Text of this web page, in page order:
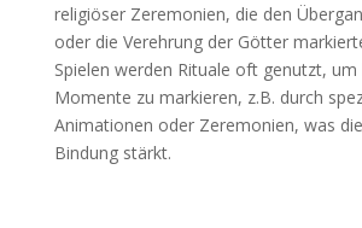
religiöser Zeremonien, die den
oder die Verehrung der Götter
Spielen werden Rituale oft genutzt, um
Momente zu markieren, z.B. durch
Animationen oder Zeremonien, was
Bindung stärkt.